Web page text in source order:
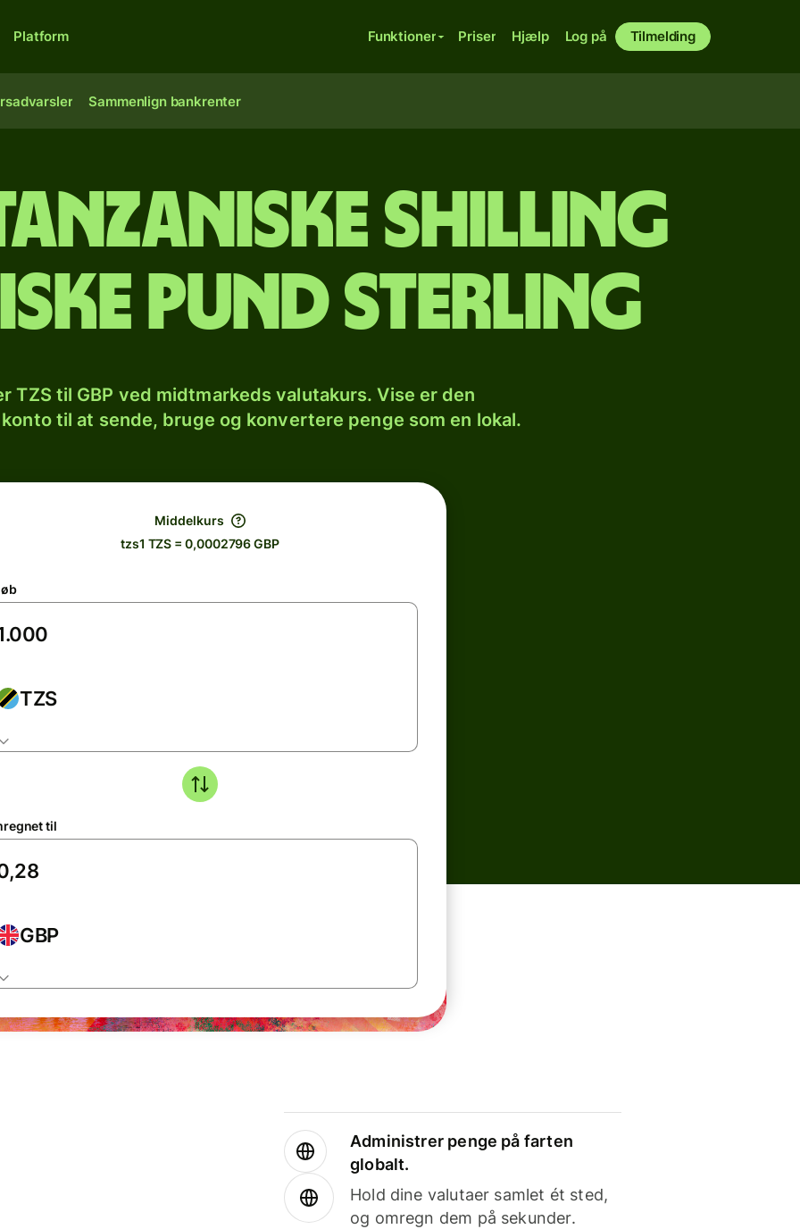
Platform Funktioner Priser Hjælp Log på Tilmelding
Sammenlign bankrenter
shilling
pund sterling
TZS til GBP ved midtmarkeds valutakurs. Vise er den
til at sende, bruge og konvertere penge som en lokal.
Middelkurs
tzs1 TZS = 0,0002796 GBP
TZS
til
GBP
Administrer penge på farten
globalt.
Hold dine valutaer samlet ét sted,
og omregn dem på sekunder.